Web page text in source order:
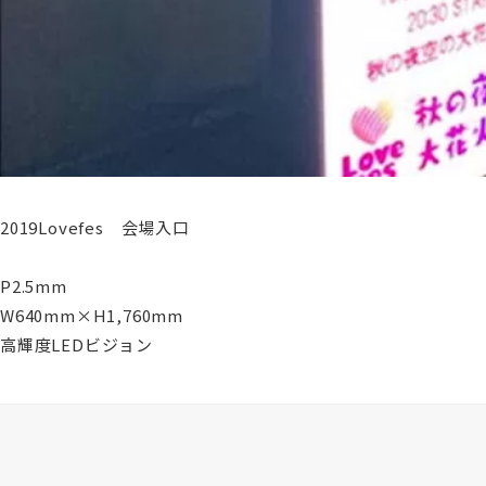
2019Lovefes 会場入口
P2.5mm
W640mm×H1,760mm
高輝度LEDビジョン